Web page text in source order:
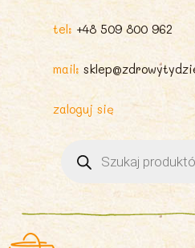
tel: +48 509 800 962
mail:
zaloguj się
produktów